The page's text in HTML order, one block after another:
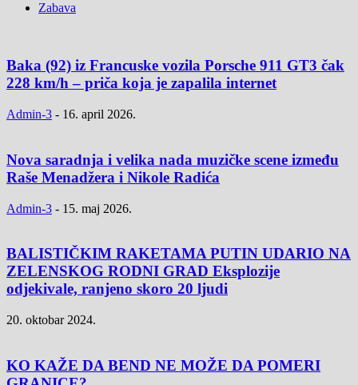
Zabava
Baka (92) iz Francuske vozila Porsche 911 GT3 čak
228 km/h – priča koja je zapalila internet
Admin-3 - 16. april 2026.
Nova saradnja i velika nada muzičke scene između
Raše Menadžera i Nikole Radića
Admin-3 - 15. maj 2026.
BALISTIČKIM RAKETAMA PUTIN UDARIO NA
ZELENSKOG RODNI GRAD Eksplozije
odjekivale, ranjeno skoro 20 ljudi
20. oktobar 2024.
KO KAŽE DA BEND NE MOŽE DA POMERI